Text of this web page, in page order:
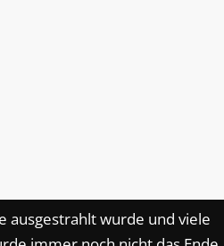
ausgestrahlt wurde und viele